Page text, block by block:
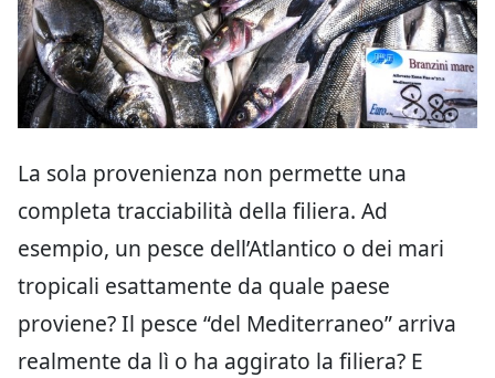
La sola provenienza non permette una
completa tracciabilità della filiera. Ad
esempio, un pesce dell’Atlantico o dei mari
tropicali esattamente da quale paese
proviene? Il pesce “del Mediterraneo” arriva
realmente da lì o ha aggirato la filiera? E